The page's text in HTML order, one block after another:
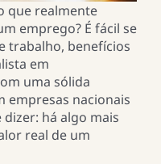
que realmente
emprego? É fácil se
trabalho, benefícios
em
uma sólida
empresas nacionais
há algo mais
real de um